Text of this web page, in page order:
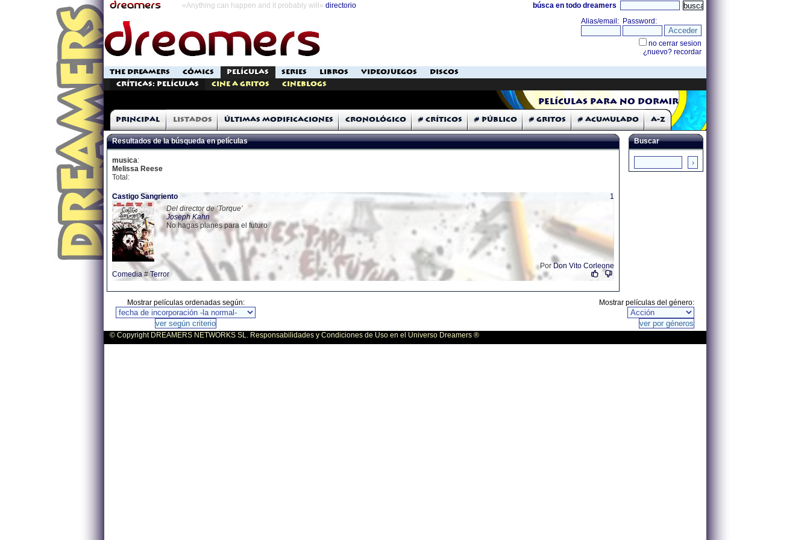
«Anything can happen and it probably will» directorio búsca en todo dreamers
THE DREAMERS CÓMICS PELÍCULAS SERIES LIBROS VIDEOJUEGOS
DISCOS
Críticas: Películas
Cine a Gritos Cineblogs
Películas para no dormir
Principal Listados Últimas modificaciones Cronológico # Críticos # Público # Gritos # Acumulado A-Z
Resultados de la búsqueda en películas
musica:
Melissa Reese
Total:
Castigo Sangriento
1
Del director de ’Torque’
Joseph Kahn
No hagas planes para el futuro
Por Don Vito Corleone
Comedia #Terror
Buscar
Mostrar películas ordenadas según: Mostrar películas del género:
© Copyright DREAMERS NETWORKS SL. Responsabilidades y Condiciones de Uso en el Universo Dreamers ®